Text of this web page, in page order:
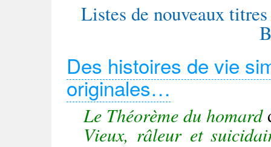
Listes de nouveaux
Des histoires de vie
originales…
Le Théorème du homard
Vieux, râleur et